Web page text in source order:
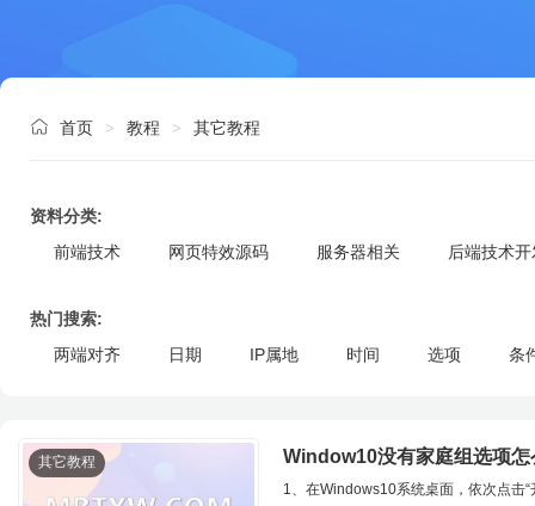
首页 > 教程 > 其它教程
资料分类:
前端技术
网页特效源码 服务器相关 后端技术开
热门搜索:
两端对齐
日期 IP属地 时间 选项 条
其它教程 Window10没有家庭组选项怎
1、在Windows10系统桌面，依次点击